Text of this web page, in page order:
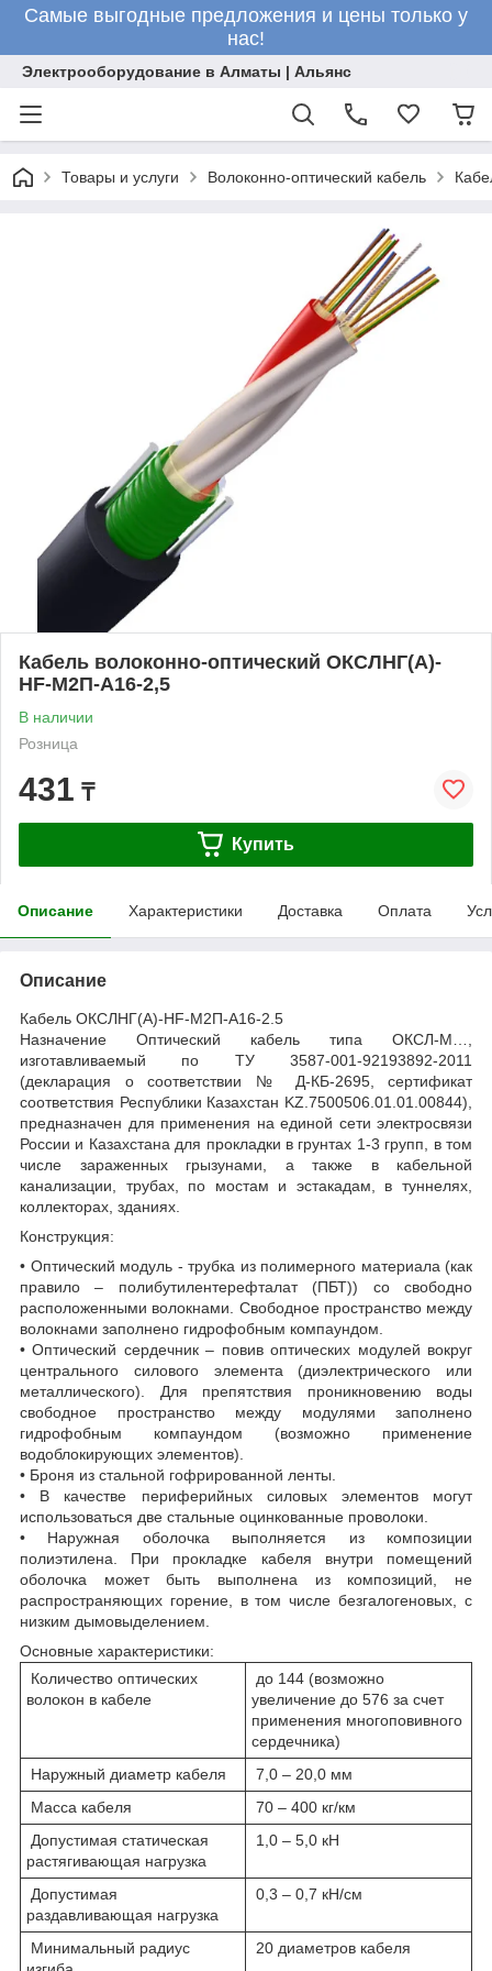
Самые выгодные предложения и цены только у
нас!
Электрооборудование в Алматы | Альянс
Товары и услуги Волоконно-оптический кабель
Кабель волоконно-оптический ОКСЛНГ(А)-
HF-М2П-А16-2,5
В наличии
Розница
431 ₸
Купить
Описание Характеристики Доставка Оплата
Описание
Кабель ОКСЛНГ(А)-HF-М2П-А16-2.5
Назначение Оптический кабель типа ОКСЛ-М…,
изготавливаемый по ТУ 3587-001-92193892-2011
(декларация о соответствии № Д-КБ-2695, сертификат
соответствия Республики Казахстан KZ.7500506.01.01.00844),
предназначен для применения на единой сети электросвязи
России и Казахстана для прокладки в грунтах 1-3 групп, в том
числе зараженных грызунами, а также в кабельной
канализации, трубах, по мостам и эстакадам, в туннелях,
коллекторах, зданиях.
Конструкция:
• Оптический модуль - трубка из полимерного материала (как
правило – полибутилентерефталат (ПБТ)) со свободно
расположенными волокнами. Свободное пространство между
волокнами заполнено гидрофобным компаундом.
• Оптический сердечник – повив оптических модулей вокруг
центрального силового элемента (диэлектрического или
металлического). Для препятствия проникновению воды
свободное пространство между модулями заполнено
гидрофобным компаундом (возможно применение
водоблокирующих элементов).
• Броня из стальной гофрированной ленты.
• В качестве периферийных силовых элементов могут
использоваться две стальные оцинкованные проволоки.
• Наружная оболочка выполняется из композиции
полиэтилена. При прокладке кабеля внутри помещений
оболочка может быть выполнена из композиций, не
распространяющих горение, в том числе безгалогеновых, с
низким дымовыделением.
Основные характеристики:
Количество оптических
волокон в кабеле
до 144 (возможно
увеличение до 576 за счет
применения многоповивного
сердечника)
Наружный диаметр кабеля
7,0 – 20,0 мм
Масса кабеля
70 – 400 кг/км
Допустимая статическая
растягивающая нагрузка
1,0 – 5,0 кН
Допустимая
раздавливающая нагрузка
0,3 – 0,7 кН/см
Минимальный радиус
20 диаметров кабеля